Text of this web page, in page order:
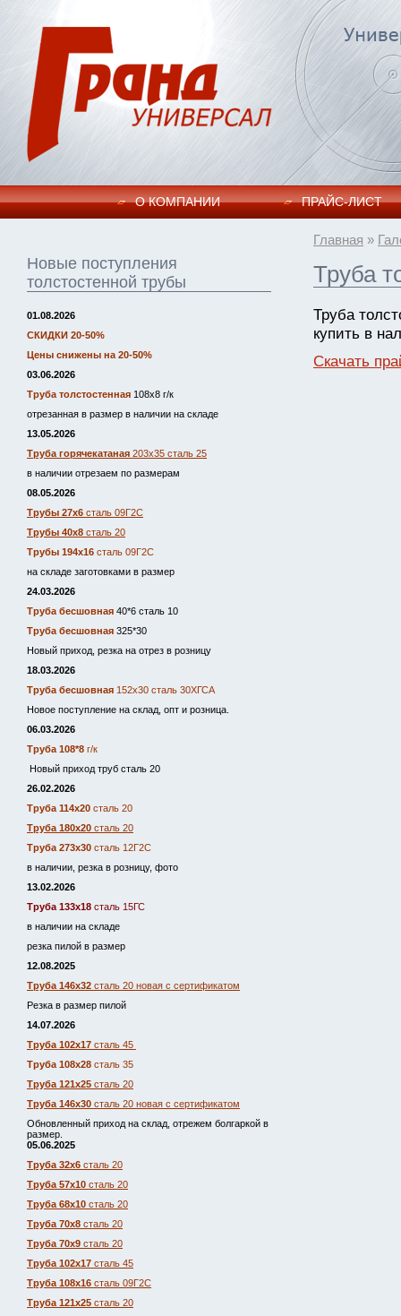
О КОМПАНИИ ПРАЙC-ЛИСТ
Новые поступления
толстостенной трубы
01.08.2026
СКИДКИ 20-50%
Цены снижены на 20-50%
03.06.2026
Труба толстостенная 108х8 г/к
отрезанная в размер в наличии на складе
13.05.2026
Труба горячекатаная 203х35 сталь 25
в наличии отрезаем по размерам
08.05.2026
Трубы 27х6 сталь 09Г2С
Трубы 40х8 сталь 20
Трубы 194х16 сталь 09Г2С
на складе заготовками в размер
24.03.2026
Труба бесшовная 40*6 сталь 10
Труба бесшовная 325*30
Новый приход, резка на отрез в розницу
18.03.2026
Труба бесшовная 152х30 сталь 30ХГСА
Новое поступление на склад, опт и розница.
06.03.2026
Труба 108*8 г/к
Новый приход труб сталь 20
26.02.2026
Труба 114х20 сталь 20
Труба 180х20 сталь 20
Труба 273х30 сталь 12Г2С
в наличии, резка в розницу, фото
13.02.2026
Труба 133х18 сталь 15ГС
в наличии на складе
резка пилой в размер
12.08.2025
Труба 146х32 сталь 20 новая с сертификатом
Резка в размер пилой
14.07.2026
Труба 102х17 сталь 45
Труба 108х28 сталь 35
Труба 121х25 сталь 20
Труба 146х30 сталь 20 новая с сертификатом
Обновленный приход на склад, отрежем болгаркой в
размер.
05.06.2025
Труба 32х6 сталь 20
Труба 57х10 сталь 20
Труба 68х10 сталь 20
Труба 70х8 сталь 20
Труба 70х9 сталь 20
Труба 102х17 сталь 45
Труба 108х16 сталь 09Г2С
Труба 121х25 сталь 20
Главная »
Труба
Труба
купить в
Скачать